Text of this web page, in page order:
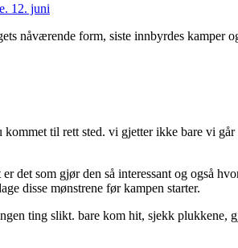
12. juni
nåværende form, siste innbyrdes kamper
til rett sted. vi gjetter ikke bare vi
det som gjør den så interessant og også
disse mønstrene før kampen starter.
ting slikt. bare kom hit, sjekk plukkene,